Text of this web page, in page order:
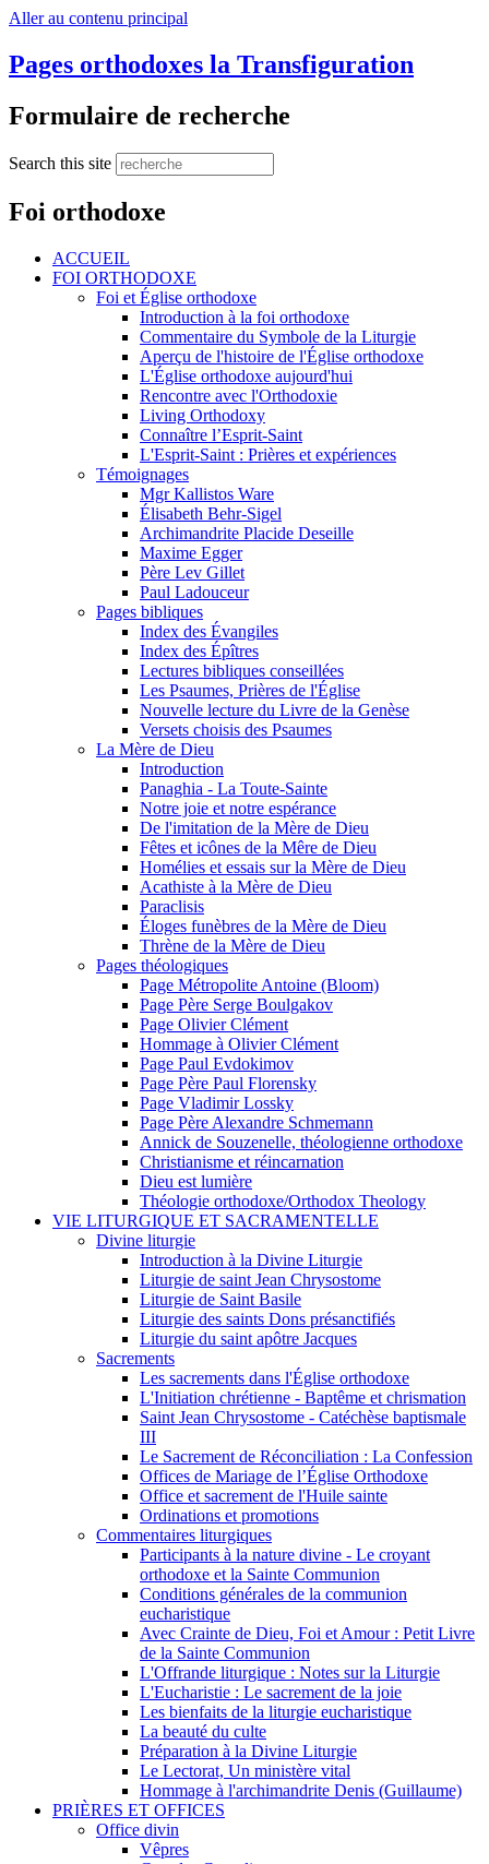
Aller au contenu principal
Pages orthodoxes la Transfiguration
Formulaire de recherche
Search this site
Foi orthodoxe
ACCUEIL
FOI ORTHODOXE
Foi et Église orthodoxe
Introduction à la foi orthodoxe
Commentaire du Symbole de la Liturgie
Aperçu de l'histoire de l'Église orthodoxe
L'Église orthodoxe aujourd'hui
Rencontre avec l'Orthodoxie
Living Orthodoxy
Connaître l’Esprit-Saint
L'Esprit-Saint : Prières et expériences
Témoignages
Mgr Kallistos Ware
Élisabeth Behr-Sigel
Archimandrite Placide Deseille
Maxime Egger
Père Lev Gillet
Paul Ladouceur
Pages bibliques
Index des Évangiles
Index des Épîtres
Lectures bibliques conseillées
Les Psaumes, Prières de l'Église
Nouvelle lecture du Livre de la Genèse
Versets choisis des Psaumes
La Mère de Dieu
Introduction
Panaghia - La Toute-Sainte
Notre joie et notre espérance
De l'imitation de la Mère de Dieu
Fêtes et icônes de la Mêre de Dieu
Homélies et essais sur la Mère de Dieu
Acathiste à la Mère de Dieu
Paraclisis
Éloges funèbres de la Mère de Dieu
Thrène de la Mère de Dieu
Pages théologiques
Page Métropolite Antoine (Bloom)
Page Père Serge Boulgakov
Page Olivier Clément
Hommage à Olivier Clément
Page Paul Evdokimov
Page Père Paul Florensky
Page Vladimir Lossky
Page Père Alexandre Schmemann
Annick de Souzenelle, théologienne orthodoxe
Christianisme et réincarnation
Dieu est lumière
Théologie orthodoxe/Orthodox Theology
VIE LITURGIQUE ET SACRAMENTELLE
Divine liturgie
Introduction à la Divine Liturgie
Liturgie de saint Jean Chrysostome
Liturgie de Saint Basile
Liturgie des saints Dons présanctifiés
Liturgie du saint apôtre Jacques
Sacrements
Les sacrements dans l'Église orthodoxe
L'Initiation chrétienne - Baptême et chrismation
Saint Jean Chrysostome - Catéchèse baptismale
III
Le Sacrement de Réconciliation : La Confession
Offices de Mariage de l’Église Orthodoxe
Office et sacrement de l'Huile sainte
Ordinations et promotions
Commentaires liturgiques
Participants à la nature divine - Le croyant
orthodoxe et la Sainte Communion
Conditions générales de la communion
eucharistique
Avec Crainte de Dieu, Foi et Amour : Petit Livre
de la Sainte Communion
L'Offrande liturgique : Notes sur la Liturgie
L'Eucharistie : Le sacrement de la joie
Les bienfaits de la liturgie eucharistique
La beauté du culte
Préparation à la Divine Liturgie
Le Lectorat, Un ministère vital
Hommage à l'archimandrite Denis (Guillaume)
PRIÈRES ET OFFICES
Office divin
Vêpres